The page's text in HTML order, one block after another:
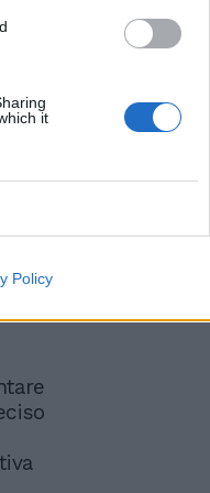
it
Policy